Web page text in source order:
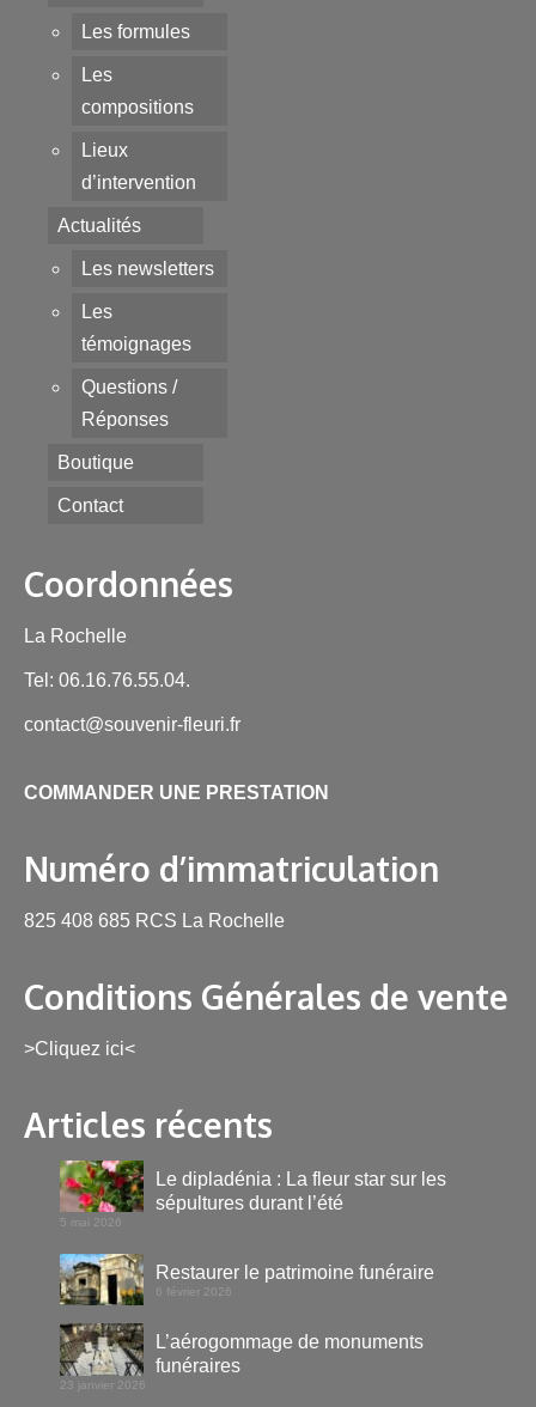
Les formules
Les
compositions
Lieux
d’intervention
Actualités
Les newsletters
Les
témoignages
Questions /
Réponses
Boutique
Contact
Coordonnées
La Rochelle
Tel: 06.16.76.55.04.
contact@souvenir-fleuri.fr
COMMANDER UNE PRESTATION
Numéro d’immatriculation
825 408 685 RCS La Rochelle
Conditions Générales de vente
>Cliquez ici<
Articles récents
Le dipladénia : La fleur star sur les
sépultures durant l’été
5 mai 2026
Restaurer le patrimoine funéraire
6 février 2026
L’aérogommage de monuments
funéraires
23 janvier 2026